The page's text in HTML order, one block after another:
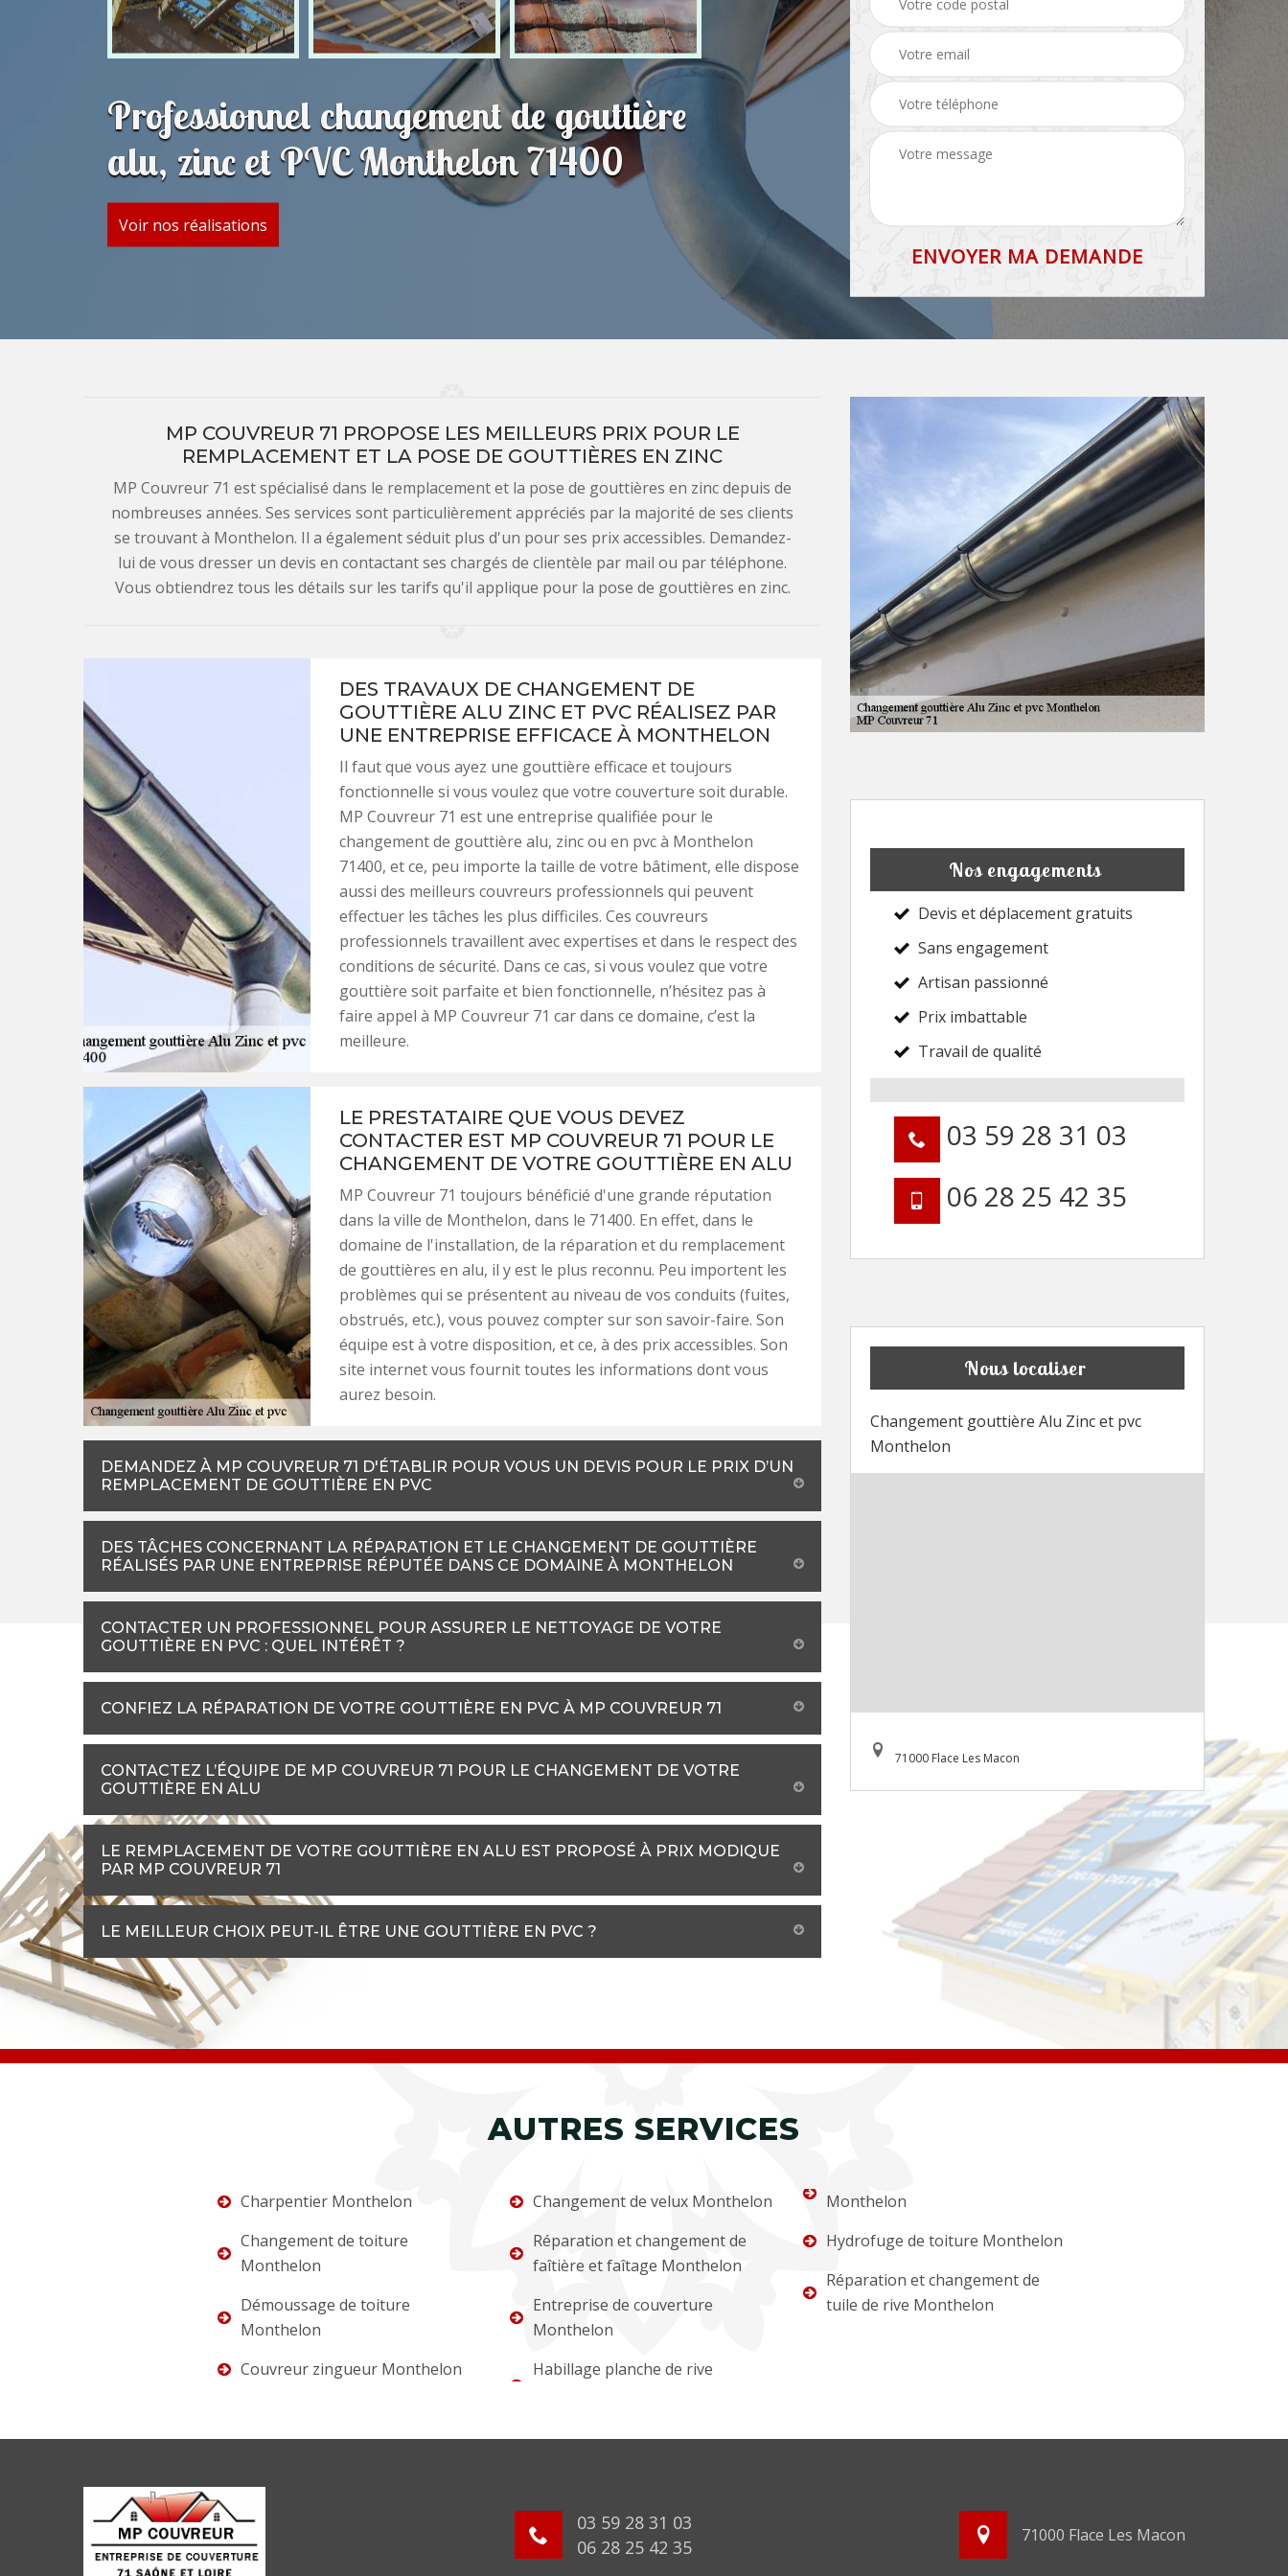
Professionnel changement de gouttière
alu, zinc et PVC Monthelon 71400
Voir nos réalisations
MP COUVREUR 71 PROPOSE LES MEILLEURS PRIX POUR LE
REMPLACEMENT ET LA POSE DE GOUTTIÈRES EN ZINC
MP Couvreur 71 est spécialisé dans le remplacement et la pose de gouttières en zinc depuis de
nombreuses années. Ses services sont particulièrement appréciés par la majorité de ses clients
se trouvant à Monthelon. Il a également séduit plus d'un pour ses prix accessibles. Demandez-
lui de vous dresser un devis en contactant ses chargés de clientèle par mail ou par téléphone.
Vous obtiendrez tous les détails sur les tarifs qu'il applique pour la pose de gouttières en zinc.
DES TRAVAUX DE CHANGEMENT DE
GOUTTIÈRE ALU ZINC ET PVC RÉALISEZ PAR
UNE ENTREPRISE EFFICACE À MONTHELON
Il faut que vous ayez une gouttière efficace et toujours
fonctionnelle si vous voulez que votre couverture soit durable.
MP Couvreur 71 est une entreprise qualifiée pour le
changement de gouttière alu, zinc ou en pvc à Monthelon
71400, et ce, peu importe la taille de votre bâtiment, elle dispose
aussi des meilleurs couvreurs professionnels qui peuvent
effectuer les tâches les plus difficiles. Ces couvreurs
professionnels travaillent avec expertises et dans le respect des
conditions de sécurité. Dans ce cas, si vous voulez que votre
gouttière soit parfaite et bien fonctionnelle, n’hésitez pas à
faire appel à MP Couvreur 71 car dans ce domaine, c’est la
meilleure.
LE PRESTATAIRE QUE VOUS DEVEZ
CONTACTER EST MP COUVREUR 71 POUR LE
CHANGEMENT DE VOTRE GOUTTIÈRE EN ALU
MP Couvreur 71 toujours bénéficié d'une grande réputation
dans la ville de Monthelon, dans le 71400. En effet, dans le
domaine de l'installation, de la réparation et du remplacement
de gouttières en alu, il y est le plus reconnu. Peu importent les
problèmes qui se présentent au niveau de vos conduits (fuites,
obstrués, etc.), vous pouvez compter sur son savoir-faire. Son
équipe est à votre disposition, et ce, à des prix accessibles. Son
site internet vous fournit toutes les informations dont vous
aurez besoin.
DEMANDEZ À MP COUVREUR 71 D'ÉTABLIR POUR VOUS UN DEVIS POUR LE PRIX D’UN
REMPLACEMENT DE GOUTTIÈRE EN PVC
DES TÂCHES CONCERNANT LA RÉPARATION ET LE CHANGEMENT DE GOUTTIÈRE
RÉALISÉS PAR UNE ENTREPRISE RÉPUTÉE DANS CE DOMAINE À MONTHELON
CONTACTER UN PROFESSIONNEL POUR ASSURER LE NETTOYAGE DE VOTRE
GOUTTIÈRE EN PVC : QUEL INTÉRÊT ?
CONFIEZ LA RÉPARATION DE VOTRE GOUTTIÈRE EN PVC À MP COUVREUR 71
CONTACTEZ L’ÉQUIPE DE MP COUVREUR 71 POUR LE CHANGEMENT DE VOTRE
GOUTTIÈRE EN ALU
LE REMPLACEMENT DE VOTRE GOUTTIÈRE EN ALU EST PROPOSÉ À PRIX MODIQUE
PAR MP COUVREUR 71
LE MEILLEUR CHOIX PEUT-IL ÊTRE UNE GOUTTIÈRE EN PVC ?
Nos engagements
Devis et déplacement gratuits
Sans engagement
Artisan passionné
Prix imbattable
Travail de qualité
03 59 28 31 03
06 28 25 42 35
Nous localiser
Changement gouttière Alu Zinc et pvc
Monthelon
71000 Flace Les Macon
AUTRES SERVICES
Charpentier Monthelon
Changement de toiture
Monthelon
Démoussage de toiture
Monthelon
Couvreur zingueur Monthelon
Changement de velux Monthelon
Réparation et changement de
faîtière et faîtage Monthelon
Entreprise de couverture
Monthelon
Habillage planche de rive
Monthelon
Hydrofuge de toiture Monthelon
Réparation et changement de
tuile de rive Monthelon
03 59 28 31 03
06 28 25 42 35
71000 Flace Les Macon